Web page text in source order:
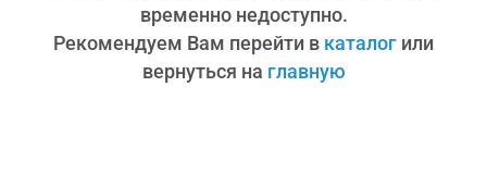
временно недоступно.
Рекомендуем Вам перейти в каталог или
вернуться на главную